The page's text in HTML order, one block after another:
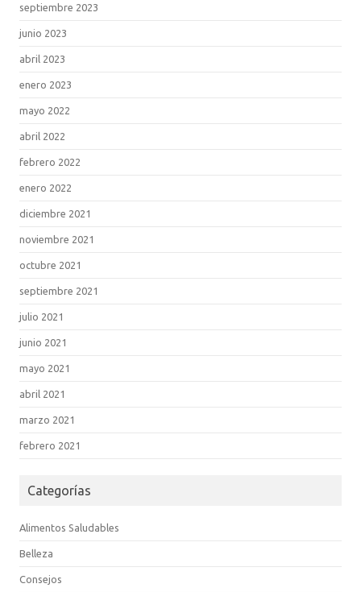
septiembre 2023
junio 2023
abril 2023
enero 2023
mayo 2022
abril 2022
febrero 2022
enero 2022
diciembre 2021
noviembre 2021
octubre 2021
septiembre 2021
julio 2021
junio 2021
mayo 2021
abril 2021
marzo 2021
febrero 2021
Categorías
Alimentos Saludables
Belleza
Consejos